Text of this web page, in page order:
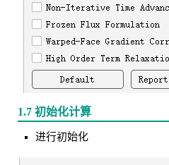
1.7 初始化计算
进行初始化